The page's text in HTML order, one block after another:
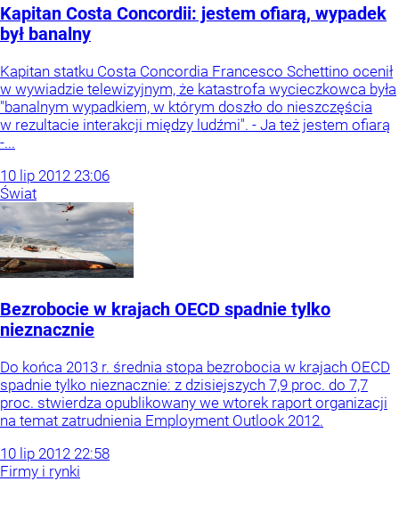
Kapitan Costa Concordii: jestem ofiarą, wypadek
był banalny
Kapitan statku Costa Concordia Francesco Schettino ocenił
w wywiadzie telewizyjnym, że katastrofa wycieczkowca była
"banalnym wypadkiem, w którym doszło do nieszczęścia
w rezultacie interakcji między ludźmi". - Ja też jestem ofiarą
-...
10 lip 2012 23:06
Świat
Bezrobocie w krajach OECD spadnie tylko
nieznacznie
Do końca 2013 r. średnia stopa bezrobocia w krajach OECD
spadnie tylko nieznacznie: z dzisiejszych 7,9 proc. do 7,7
proc. stwierdza opublikowany we wtorek raport organizacji
na temat zatrudnienia Employment Outlook 2012.
10 lip 2012 22:58
Firmy i rynki